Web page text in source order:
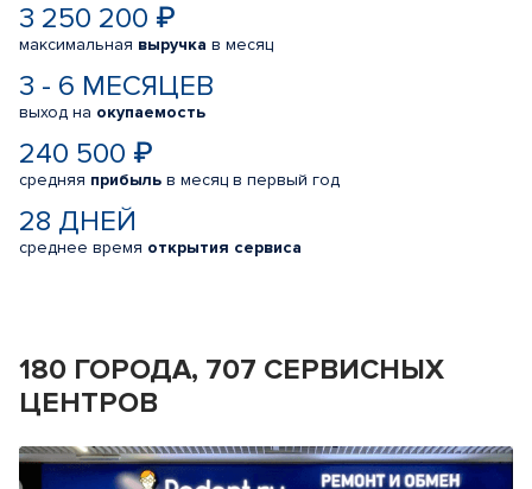
3 250 200 ₽
максимальная выручка в месяц
3 - 6 МЕСЯЦЕВ
выход на окупаемость
240 500 ₽
средняя прибыль в месяц в первый год
28 ДНЕЙ
среднее время открытия сервиса
180 ГОРОДА, 707 СЕРВИСНЫХ
ЦЕНТРОВ